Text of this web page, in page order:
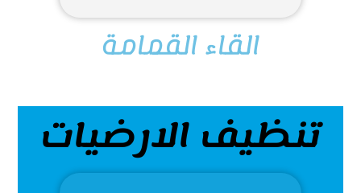
القاء القمامة
تنظيف الارضيات